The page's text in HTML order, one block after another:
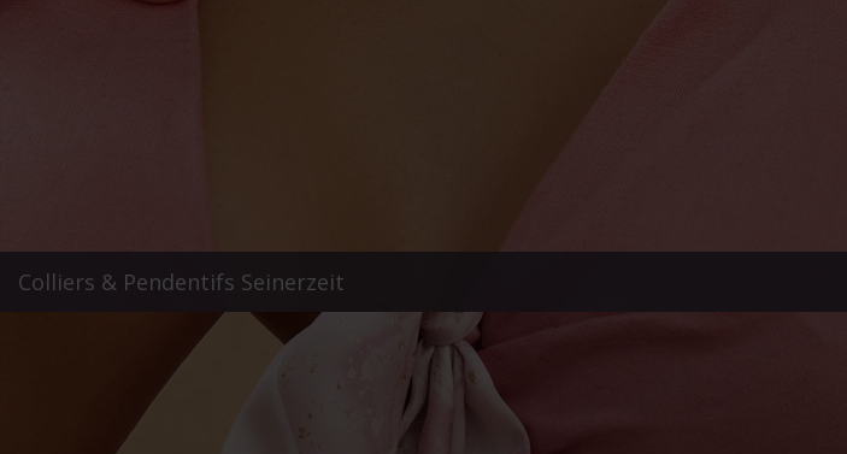
Colliers & Pendentifs Seinerzeit